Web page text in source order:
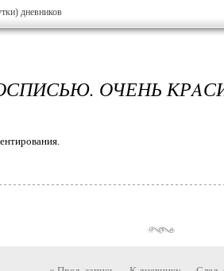
дневников
ОЧЕНЬ